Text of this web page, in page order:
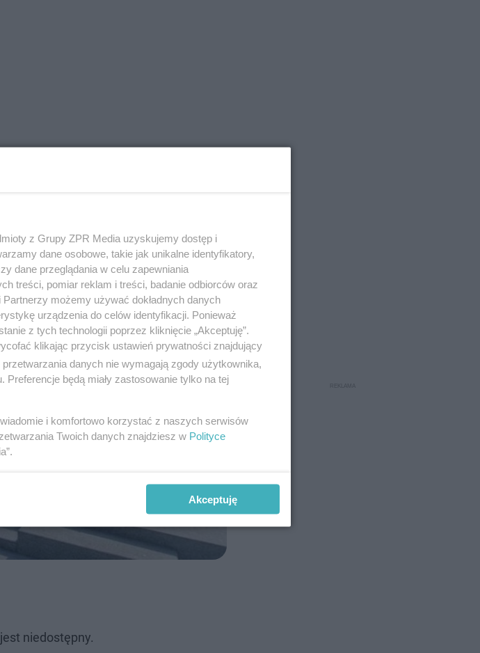
6
niedostępny.
z Grupy ZPR Media uzyskujemy dostęp i
dane osobowe, takie jak unikalne identyfikatory,
dane przeglądania w celu zapewniania
treści, pomiar reklam i treści, badanie odbiorców oraz
możemy używać dokładnych danych
urządzenia do celów identyfikacji. Ponieważ
z tych technologii poprzez kliknięcie „Akceptuję”.
klikając przycisk ustawień prywatności znajdujący
przetwarzania danych nie wymagają zgody użytkownika,
będą miały zastosowanie tylko na tej
i komfortowo korzystać z naszych serwisów
Twoich danych znajdziesz w Polityce
Akceptuję